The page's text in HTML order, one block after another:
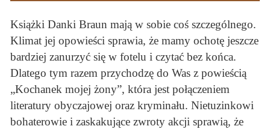
Książki Danki Braun mają w sobie coś szczególnego.
Klimat jej opowieści sprawia, że mamy ochotę jeszcze
bardziej zanurzyć się w fotelu i czytać bez końca.
Dlatego tym razem przychodzę do Was z powieścią
„Kochanek mojej żony”, która jest połączeniem
literatury obyczajowej oraz kryminału. Nietuzinkowi
bohaterowie i zaskakujące zwroty akcji sprawią, że